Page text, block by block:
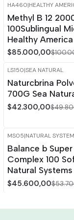
-15% OFF
HA460|HEALTHY
Methyl B 12
100Sublingual
Healthy America
$85.000,00
-15%
LS150|SEA NATURAL
Naturcbrina
700G Sea
$42.300,00
-15%
MS05|NATURAL
Balance b Super
Complex 100
Natural Systems
$45.600,00